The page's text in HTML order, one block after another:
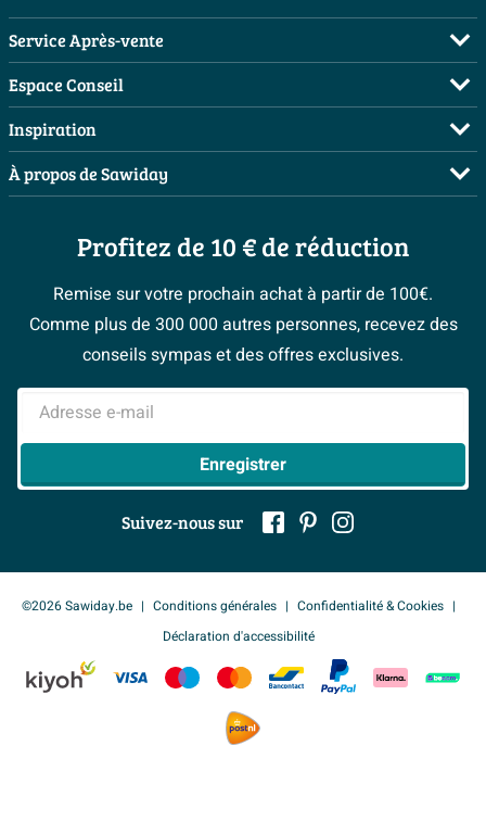
Service Après-vente
FAQ
Commander
Payer
Livraison / retrait
Garantie & réclamations
Politique d’avis
> Service client
Espace Conseil
Visite sur rendez-vous
Demandez votre devis
Planificateur 3D
Les bons tuyaux
Espace bricolage
> Espace Conseil
Inspiration
Salles de bains complètes
Inspiration toilettes
Moodboards
Magazine
#Mysawiday
> Inspiration salle de bains
À propos de Sawiday
Qui est Sawiday ?
Postes vacants
Espace Pro
BeCommerce
> Tout sur nos showrooms
Profitez de 10 € de réduction
Remise sur votre prochain achat à partir de 100€.
Comme plus de 300 000 autres personnes, recevez des
conseils sympas et des offres exclusives.
Adresse e-mail
Enregistrer
Suivez-nous sur
©2026 Sawiday.be Conditions générales
Confidentialité & Cookies
Déclaration d'accessibilité